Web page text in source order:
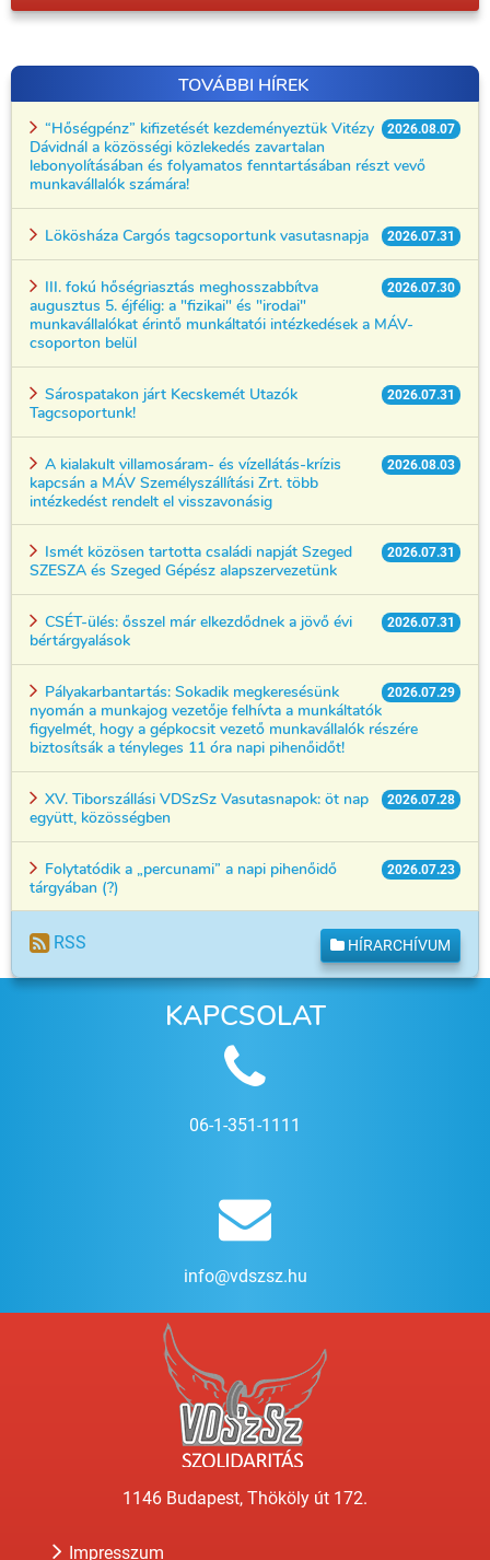
TOVÁBBI HÍREK
2026.08.07
“Hőségpénz” kifizetését kezdeményeztük Vitézy
Dávidnál a közösségi közlekedés zavartalan
lebonyolításában és folyamatos fenntartásában részt vevő
munkavállalók számára!
2026.07.31
Lökösháza Cargós tagcsoportunk vasutasnapja
2026.07.30
III. fokú hőségriasztás meghosszabbítva
augusztus 5. éjfélig: a "fizikai" és "irodai"
munkavállalókat érintő munkáltatói intézkedések a MÁV-
csoporton belül
2026.07.31
Sárospatakon járt Kecskemét Utazók
Tagcsoportunk!
2026.08.03
A kialakult villamosáram- és vízellátás-krízis
kapcsán a MÁV Személyszállítási Zrt. több
intézkedést rendelt el visszavonásig
2026.07.31
Ismét közösen tartotta családi napját Szeged
SZESZA és Szeged Gépész alapszervezetünk
2026.07.31
CSÉT-ülés: ősszel már elkezdődnek a jövő évi
bértárgyalások
2026.07.29
Pályakarbantartás: Sokadik megkeresésünk
nyomán a munkajog vezetője felhívta a munkáltatók
figyelmét, hogy a gépkocsit vezető munkavállalók részére
biztosítsák a tényleges 11 óra napi pihenőidőt!
2026.07.28
XV. Tiborszállási VDSzSz Vasutasnapok: öt nap
együtt, közösségben
2026.07.23
Folytatódik a „percunami” a napi pihenőidő
tárgyában (?)
RSS HÍRARCHÍVUM
KAPCSOLAT
06-1-351-1111
info@vdszsz.hu
1146 Budapest, Thököly út 172.
Impresszum